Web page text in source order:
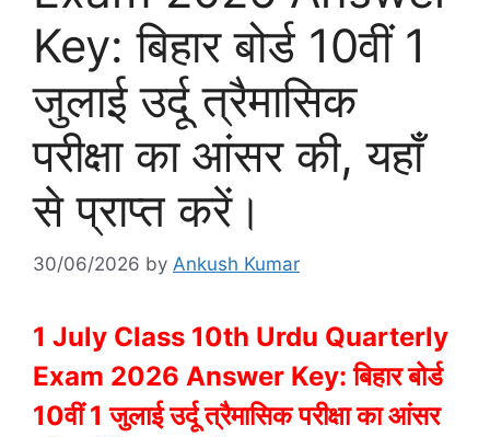
Key: बिहार बोर्ड 10वीं 1
जुलाई उर्दू त्रैमासिक
परीक्षा का आंसर की, यहाँ
से प्राप्त करें।
30/06/2026 by Ankush Kumar
1 July Class 10th Urdu Quarterly
Exam 2026 Answer Key: बिहार बोर्ड
10वीं 1 जुलाई उर्दू त्रैमासिक परीक्षा का आंसर